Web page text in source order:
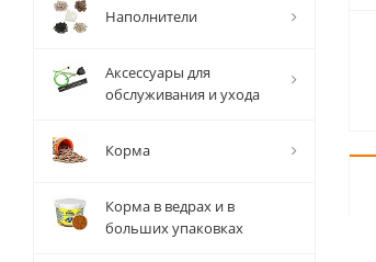
Наполнители
Аксессуары для
обслуживания и ухода
Корма
Корма в ведрах и в
больших упаковках